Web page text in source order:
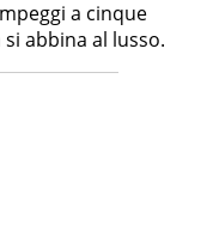
a cinque
abbina al lusso.